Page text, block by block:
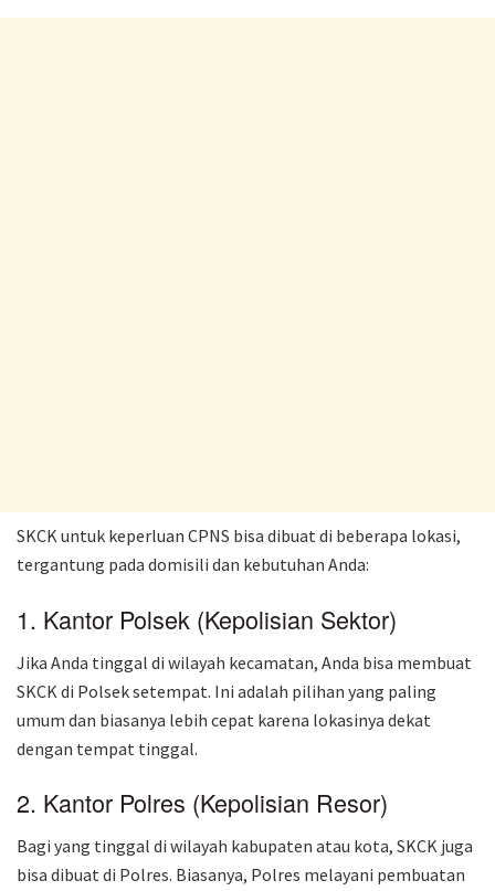
SKCK untuk keperluan CPNS bisa dibuat di beberapa lokasi,
tergantung pada domisili dan kebutuhan Anda:
1. Kantor Polsek (Kepolisian Sektor)
Jika Anda tinggal di wilayah kecamatan, Anda bisa membuat
SKCK di Polsek setempat. Ini adalah pilihan yang paling
umum dan biasanya lebih cepat karena lokasinya dekat
dengan tempat tinggal.
2. Kantor Polres (Kepolisian Resor)
Bagi yang tinggal di wilayah kabupaten atau kota, SKCK juga
bisa dibuat di Polres. Biasanya, Polres melayani pembuatan